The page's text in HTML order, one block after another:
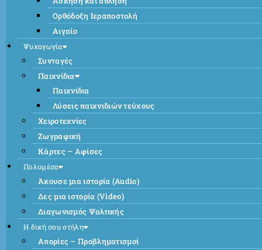
Ορθόδοξη Ιεραποστολή
Αιγαίο
Ψυχαγωγία
Συνταγές
Παιχνίδια
Παιχνίδια
Λύσεις παιχνιδιών τεύχους
Χειροτεχνίες
Ζωγραφική
Κάρτες – Αφίσες
Πολυμέσα
Άκουσε μια ιστορία (Audio)
Δες μια ιστορία (Video)
Διαγωνισμός Ψαλτικής
Η δική σου στήλη
Απορίες – Προβληματισμοί